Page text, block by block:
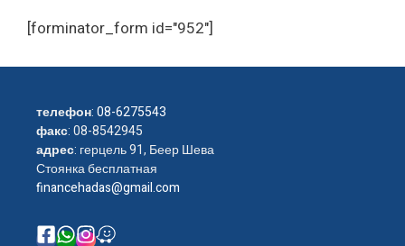
[forminator_form id="952"]
телефон:08-6275543
факс: 08-8542945
адрес: герцель 91, Беер Шева
Стоянка бесплатная
financehadas@gmail.com